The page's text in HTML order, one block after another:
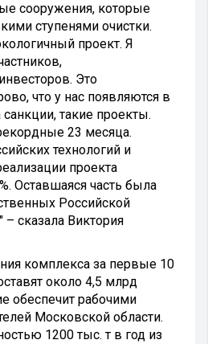
сооружения, которые
ступенями очистки.
проект. Я
Это
что у нас появляются в
такие проекты.
23 месяца.
технологий и
проекта
Оставшаяся часть была
Российской
сказала Виктория
комплекса за первые 10
около 4,5 млрд
обеспечит рабочими
Московской области.
1200 тыс. т в год из